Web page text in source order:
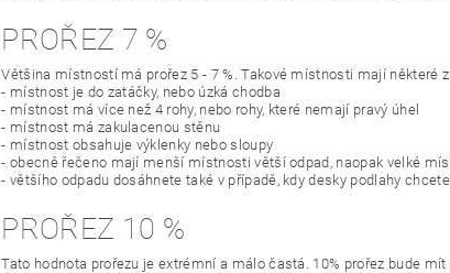
PROŘEZ 7 %
Většina místností má prořez 5 - 7 %. Takové místnosti mají některé
- místnost je do zatáčky, nebo úzká chodba
- místnost má více než 4 rohy, nebo rohy, které nemají pravý úhel
- místnost má zakulacenou stěnu
- místnost obsahuje výklenky nebo sloupy
- obecně řečeno mají menší místnosti větší odpad, naopak velké
- většího odpadu dosáhnete také v případě, kdy desky podlahy
PROŘEZ 10 %
Tato hodnota prořezu je extrémní a málo častá. 10% prořez bude